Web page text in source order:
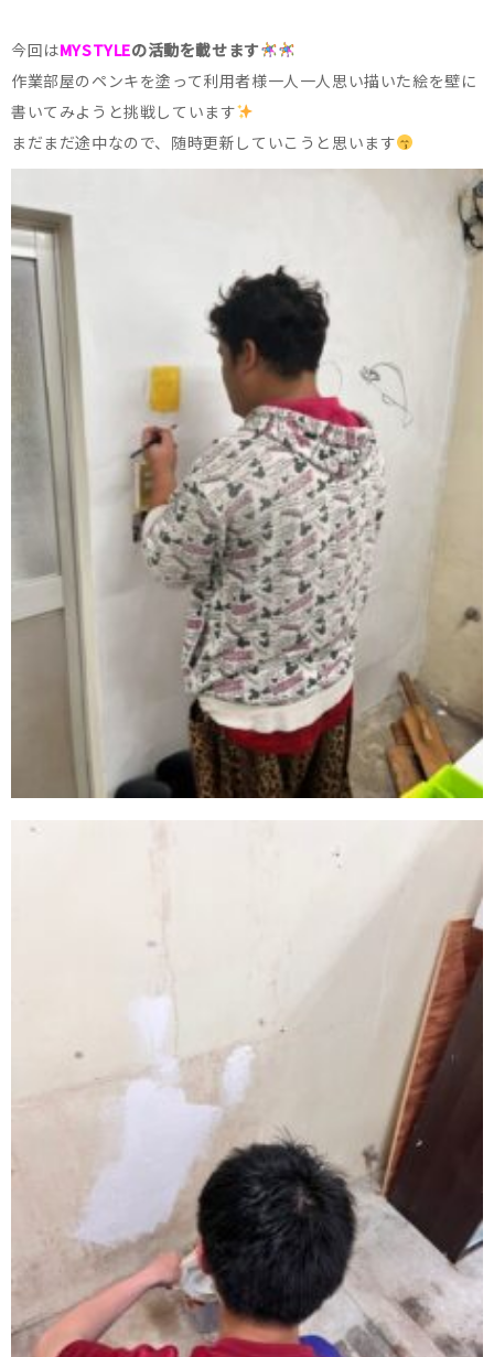
今回はMYSTYLEの活動を載せます
作業部屋のペンキを塗って利用者様一人一人思い描いた絵を壁に
書いてみようと挑戦しています
まだまだ途中なので、随時更新していこうと思います